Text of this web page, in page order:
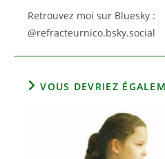
Retrouvez moi sur Bluesky :
@refracteurnico.bsky.social
VOUS DEVRIEZ